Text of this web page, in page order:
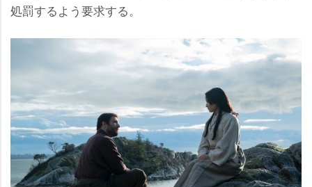
処罰するよう要求する。